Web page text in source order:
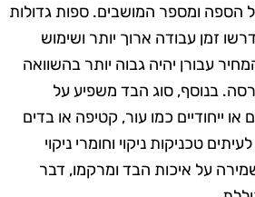
הספה ומספר המושבים. ספות גדולות
זמן עבודה ארוך יותר ושימוש
עבורן יהיה גבוה יותר בהשוואה
בנוסף, סוג הבד משפיע על
או ייחודיים כמו עור, קטיפה או בדים
טכניקות ניקוי וחומרי ניקוי
על איכות הבד ומרקמו, דבר